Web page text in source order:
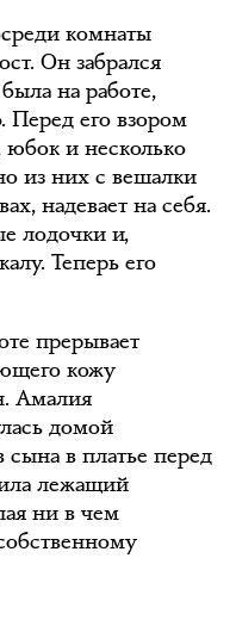
комнаты
Он забрался
на работе,
Перед его взором
юбок и несколько
из них с вешалки
надевает на себя.
лодочки и,
Теперь его
прерывает
кожу
Амалия
домой
в платье перед
лежащий
ни в чем